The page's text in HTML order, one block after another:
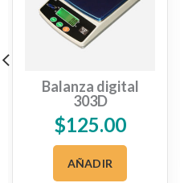
Balanza digital
303D
$125.00
AÑADIR